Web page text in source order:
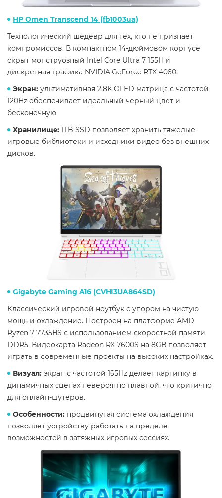
HP Omen Transcend 14 (fb1003ua)
Технологический шедевр для тех, кто не признает
компромиссов. В компактном 14-дюймовом корпусе
скрыт монструозный Intel Core Ultra 7 155H и
дискретная графика NVIDIA GeForce RTX 4060.
Экран: ультимативная 2.8K OLED матрица с частотой
120Hz обеспечивает идеальный черный цвет и
бесконечную
Хранилище: 1TB SSD позволяет хранить тяжелые
игровые библиотеки и исходники видео без внешних
дисков.
Gigabyte Gaming A16 (CVHI3UA864SD)
Классический игровой ноутбук с упором на чистую
мощь и охлаждение. Построен на платформе AMD
Ryzen 7 7735HS с использованием скоростной памяти
DDR5. Видеокарта Radeon RX 7600S на 8GB позволяет
играть в современные проекты на высоких настройках.
Визуал: экран с частотой 165Hz делает картинку в
динамичных сценах невероятно плавной, что критично
для онлайн-шутеров.
Особенности: продвинутая система охлаждения
позволяет устройству работать на пределе
возможностей в затяжных игровых сессиях.